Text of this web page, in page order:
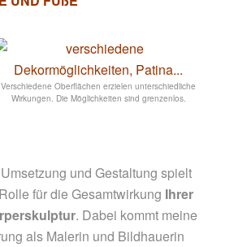
Verschiedene Oberflächen erzielen unterschiedliche
Wirkungen. Die Möglichkeiten sind grenzenlos.
und Gestaltung spielt
für die Gesamtwirkung Ihrer
. Dabei kommt meine
als Malerin und Bildhauerin